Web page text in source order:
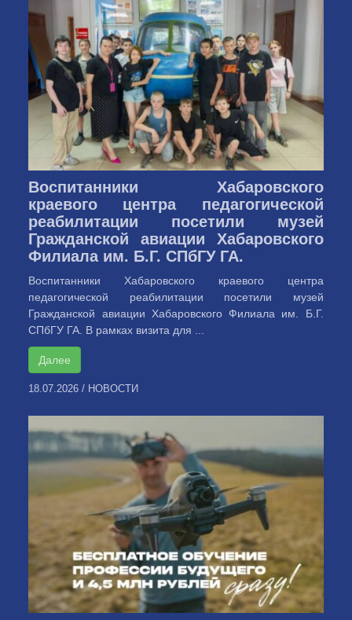
Воспитанники Хабаровского
краевого центра педагогической
реабилитации посетили музей
Гражданской авиации Хабаровского
Филиала им. Б.Г. СПбГУ ГА.
Воспитанники Хабаровского краевого центра
педагогической реабилитации посетили музей
Гражданской авиации Хабаровского Филиала им. Б.Г.
СПбГУ ГА. В рамках визита для ...
Далее
18.07.2026 / НОВОСТИ